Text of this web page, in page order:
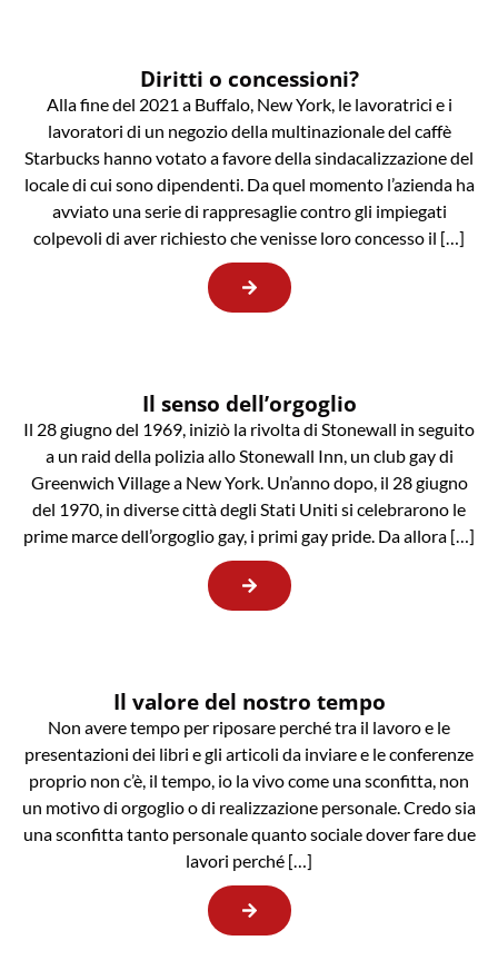
Diritti o concessioni?
Alla fine del 2021 a Buffalo, New York, le lavoratrici e i
lavoratori di un negozio della multinazionale del caffè
Starbucks hanno votato a favore della sindacalizzazione del
locale di cui sono dipendenti. Da quel momento l’azienda ha
avviato una serie di rappresaglie contro gli impiegati
colpevoli di aver richiesto che venisse loro concesso il […]
Il senso dell’orgoglio
Il 28 giugno del 1969, iniziò la rivolta di Stonewall in seguito
a un raid della polizia allo Stonewall Inn, un club gay di
Greenwich Village a New York. Un’anno dopo, il 28 giugno
del 1970, in diverse città degli Stati Uniti si celebrarono le
prime marce dell’orgoglio gay, i primi gay pride. Da allora […]
Il valore del nostro tempo
Non avere tempo per riposare perché tra il lavoro e le
presentazioni dei libri e gli articoli da inviare e le conferenze
proprio non c’è, il tempo, io la vivo come una sconfitta, non
un motivo di orgoglio o di realizzazione personale. Credo sia
una sconfitta tanto personale quanto sociale dover fare due
lavori perché […]